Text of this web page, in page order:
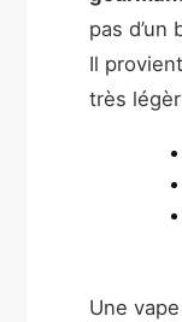
pas d’un
Il
très
Une